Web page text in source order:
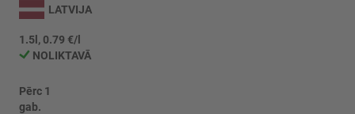
uz
galerijas
sākumu
LATVIJA
1.5l, 0.79 €/l
NOLIKTAVĀ
Pērc 1
gab.